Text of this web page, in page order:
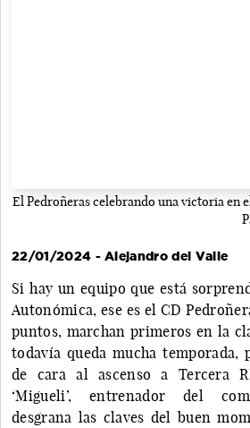
El Pedroñeras celebrando una victoria en
22/01/2024 - Alejandro del Valle
Si hay un equipo que está
Autonómica, ese es el CD
puntos, marchan primeros en la
todavía queda mucha temporada,
de cara al ascenso a Tercera
‘Migueli’, entrenador del
desgrana las claves del buen